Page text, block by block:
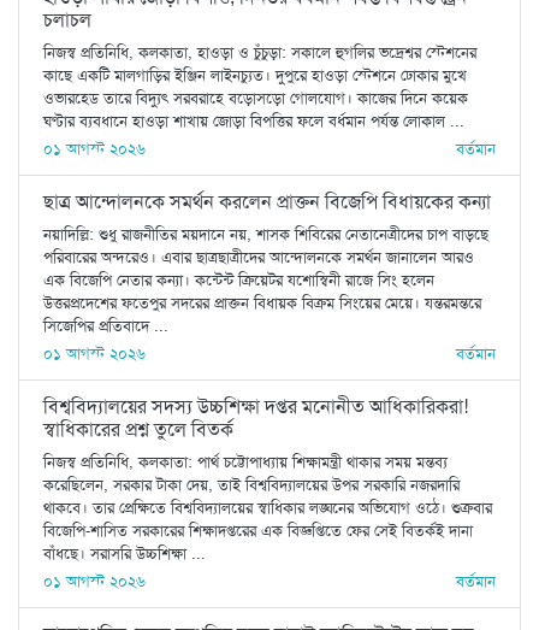
চলাচল
নিজস্ব প্রতিনিধি, কলকাতা, হাওড়া ও চুঁচুড়া: সকালে হুগলির ভদ্রেশ্বর স্টেশনের
কাছে একটি মালগাড়ির ইঞ্জিন লাইনচ্যুত। দুপুরে হাওড়া স্টেশনে ঢোকার মুখে
ওভারহেড তারে বিদ্যুৎ সরবরাহে বড়োসড়ো গোলযোগ। কাজের দিনে কয়েক
ঘণ্টার ব্যবধানে হাওড়া শাখায় জোড়া বিপত্তির ফলে বর্ধমান পর্যন্ত লোকাল ...
০১ আগস্ট ২০২৬
বর্তমান
ছাত্র আন্দোলনকে সমর্থন করলেন প্রাক্তন বিজেপি বিধায়কের কন্যা
নয়াদিল্লি: শুধু রাজনীতির ময়দানে নয়, শাসক শিবিরের নেতানেত্রীদের চাপ বাড়ছে
পরিবারের অন্দরেও। এবার ছাত্রছাত্রীদের আন্দোলনকে সমর্থন জানালেন আরও
এক বিজেপি নেতার কন্যা। কন্টেন্ট ক্রিয়েটর যশোস্বিনী রাজে সিং হলেন
উত্তরপ্রদেশের ফতেপুর সদরের প্রাক্তন বিধায়ক বিক্রম সিংয়ের মেয়ে। যন্তরমন্তরে
সিজেপির প্রতিবাদে ...
০১ আগস্ট ২০২৬
বর্তমান
বিশ্ববিদ্যালয়ের সদস্য উচ্চশিক্ষা দপ্তর মনোনীত আধিকারিকরা!
স্বাধিকারের প্রশ্ন তুলে বিতর্ক
নিজস্ব প্রতিনিধি, কলকাতা: পার্থ চট্টোপাধ্যায় শিক্ষামন্ত্রী থাকার সময় মন্তব্য
করেছিলেন, সরকার টাকা দেয়, তাই বিশ্ববিদ্যালয়ের উপর সরকারি নজরদারি
থাকবে। তার প্রেক্ষিতে বিশ্ববিদ্যালয়ের স্বাধিকার লঙ্ঘনের অভিযোগ ওঠে। শুক্রবার
বিজেপি-শাসিত সরকারের শিক্ষাদপ্তরের এক বিজ্ঞপ্তিতে ফের সেই বিতর্কই দানা
বাঁধছে। সরাসরি উচ্চশিক্ষা ...
০১ আগস্ট ২০২৬
বর্তমান